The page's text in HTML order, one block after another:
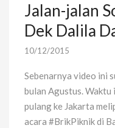
Jalan-jalan
Dek Dalila
10/12/2015
Sebenarnya video ini
bulan Agustus.
pulang ke Jakarta
acara #BrikPiknik di